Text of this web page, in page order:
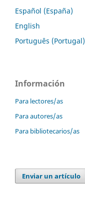
Español (España)
English
Português (Portugal)
Información
Para lectores/as
Para autores/as
Para bibliotecarios/as
Enviar un artículo